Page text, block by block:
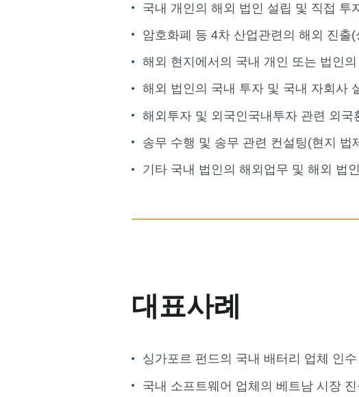
국내 개인의 해외 법인 설립 및 직접 투
암호화폐 등 4차 산업관련의 해외 진
해외 현지에서의 국내 개인 또는 법인
해외 법인의 국내 투자 및 국내 자회사
해외투자 및 외국인국내투자 관련 외국
송무 수행 및 송무 관련 컨설팅(현지 법
기타 국내 법인의 해외업무 및 해외 법
대표사례
싱가포르 펀드의 국내 배터리 업체 인
국내 소프트웨어 업체의 베트남 시장